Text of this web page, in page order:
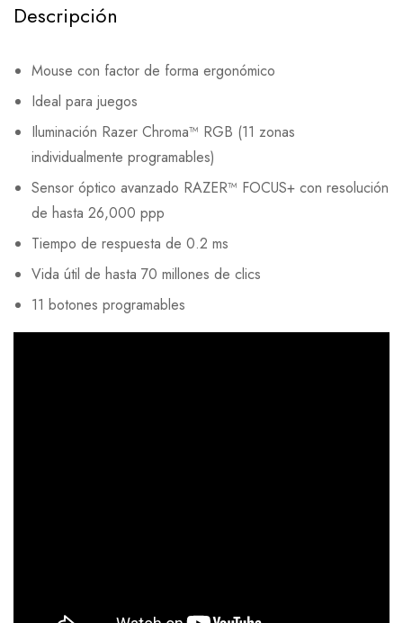
Descripción
Mouse con factor de forma ergonómico
Ideal para juegos
Iluminación Razer Chroma™ RGB (11 zonas
individualmente programables)
Sensor óptico avanzado RAZER™ FOCUS+ con resolución
de hasta 26,000 ppp
Tiempo de respuesta de 0.2 ms
Vida útil de hasta 70 millones de clics
11 botones programables